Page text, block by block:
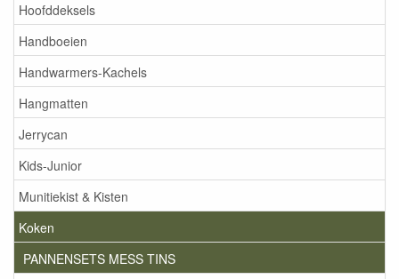
Hoofddeksels
Handboeien
Handwarmers-Kachels
Hangmatten
Jerrycan
Kids-Junior
Munitiekist & Kisten
Koken
PANNENSETS MESS TINS